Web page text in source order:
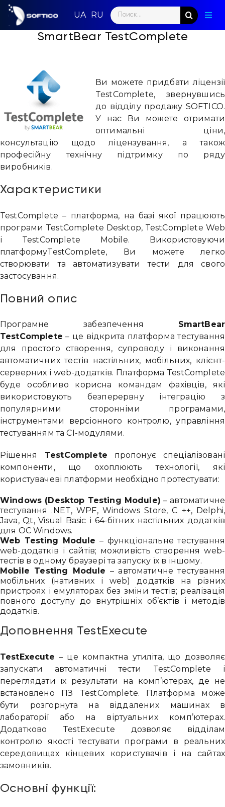
Skip
content
Search
for:
SmartBear TestComplete
Ви можете придбати ліцензії
TestComplete, звернувшись
до відділу продажу SOFTICO.
У нас Ви можете отримати
оптимальні ціни,
консультацію щодо ліцензування, а також
професійну технічну підтримку по ряду
виробників.
Характеристики
TestComplete – платформа, на базі якої працюють
програми TestComplete Desktop, TestComplete Web
і TestComplete Mobile. Використовуючи
платформуTestComplete, Ви можете легко
створювати та автоматизувати тести для свого
застосування.
Повний опис
Програмне забезпечення SmartBear
TestComplete – це відкрита платформа тестування
для простого створення, супроводу і виконання
автоматичних тестів настільних, мобільних, клієнт-
серверних і web-додатків. Платформа TestComplete
буде особливо корисна командам фахівців, які
використовують безперервну інтеграцію з
популярними сторонніми програмами,
інструментами версіонного контролю, управління
тестуванням та CI-модулями.
Рішення TestComplete пропонує спеціалізовані
компоненти, що охоплюють технології, які
користувачеві платформи необхідно протестувати:
Windows (Desktop Testing Module) – автоматичне
тестування .NET, WPF, Windows Store, C ++, Delphi,
Java, Qt, Visual Basic і 64-бітних настільних додатків
для ОС Windows.
Web Testing Module – функціональне тестування
web-додатків і сайтів; можливість створення web-
тестів в одному браузері та запуску їх в іншому.
Mobile Testing Module – автоматичне тестування
мобільних (нативних і web) додатків на різних
пристроях і емуляторах без зміни тестів; реалізація
повного доступу до внутрішніх об’єктів і методів
додатків.
Доповнення TestExecute
TestExecute – це компактна утиліта, що дозволяє
запускати автоматичні тести TestComplete і
переглядати їх результати на комп’ютерах, де не
встановлено ПЗ TestComplete. Платформа може
бути розгорнута на віддалених машинах в
лабораторії або на віртуальних комп’ютерах.
Додатково TestExecute дозволяє відділам
контролю якості тестувати програми в реальних
середовищах кінцевих користувачів і на сайтах
замовників.
Основні функції:
Привіт 👋, чим тобі допомогти?